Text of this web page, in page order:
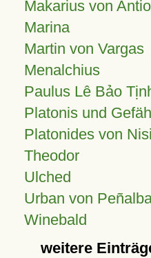
Makarius von
Marina
Martin von Vargas
Menalchius
Paulus Lê Bảo
Platonis und
Platonides von
Theodor
Ulched
Urban von
Winebald
weitere